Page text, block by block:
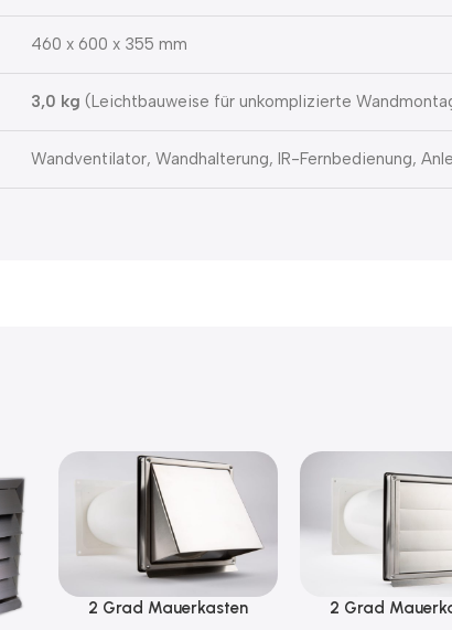
460 x 600 x 355 mm
3,0 kg (Leichtbauweise für unkomplizierte
Wandventilator, Wandhalterung, IR-Fernbedienung,
2 Grad Mauerkasten
2 Grad